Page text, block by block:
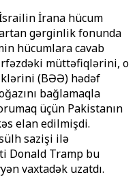
İrana hücum
gərginlik fonunda
hücumlara cavab
müttəfiqlərini, o
(BƏƏ) hədəf
bağlamaqla
üçün Pakistanın
elan edilmişdi.
sazişi ilə
Donald Tramp bu
vaxtadək uzatdı.